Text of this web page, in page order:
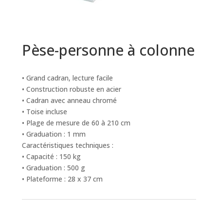
Pèse-personne à colonne
• Grand cadran, lecture facile
• Construction robuste en acier
• Cadran avec anneau chromé
• Toise incluse
• Plage de mesure de 60 à 210 cm
• Graduation : 1 mm
Caractéristiques techniques :
• Capacité : 150 kg
• Graduation : 500 g
• Plateforme : 28 x 37 cm